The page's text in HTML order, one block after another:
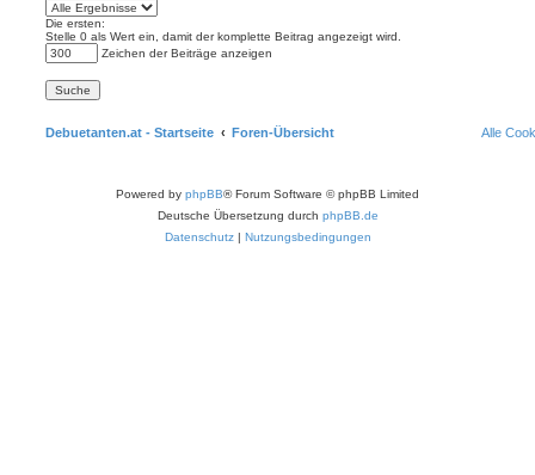
Die ersten:
Stelle 0 als Wert ein, damit der komplette Beitrag angezeigt wird.
Zeichen der Beiträge anzeigen
Debuetanten.at - Startseite Foren-Übersicht Alle
Powered by phpBB® Forum Software © phpBB Limited
Deutsche Übersetzung durch phpBB.de
Datenschutz| Nutzungsbedingungen